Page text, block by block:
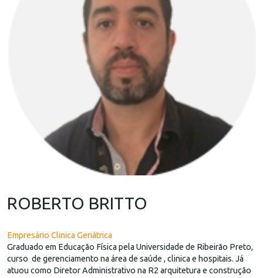
ROBERTO BRITTO
Empresário Clinica Geriátrica
Graduado em Educação Física pela Universidade de Ribeirão Preto,
curso de gerenciamento na área de saúde , clinica e hospitais. Já
atuou como Diretor Administrativo na R2 arquitetura e construção